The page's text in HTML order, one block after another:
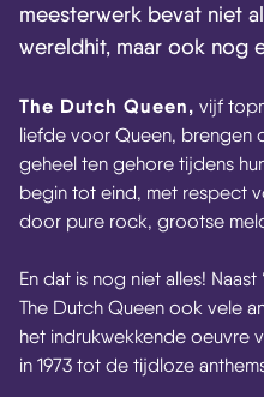
meesterwerk bevat niet
wereldhit, maar ook nog
The Dutch Queen,vijf
liefde voor Queen, brengen
geheel ten gehore tijdens
begin tot eind, met respect
door pure rock, grootse
En dat is nog niet alles!
The Dutch Queen ook vele
het indrukwekkende oeuvre
in 1973 tot de tijdloze